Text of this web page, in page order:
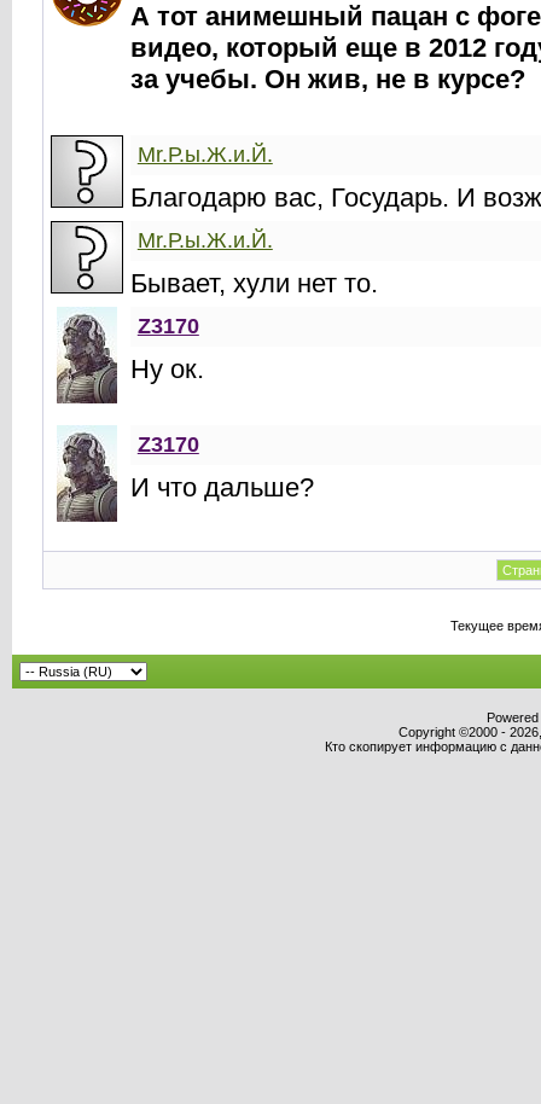
А тот анимешный пацан с
видео, который еще в 2012
за учебы. Он жив, не в курсе?
Mr.Р.ы.Ж.и.Й.
Благодарю вас, Государь. И
Mr.Р.ы.Ж.и.Й.
Бывает, хули нет то.
Z3170
Ну ок.
Z3170
И что дальше?
Текущее
Copyright ©2000 -
Кто скопирует информацию с